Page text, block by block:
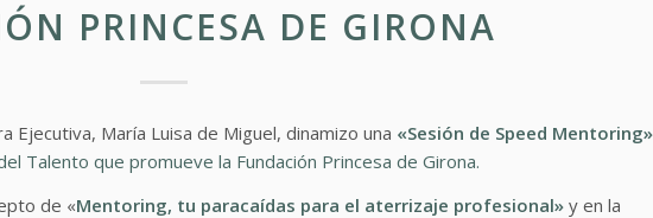
PRINCESA DE GIRONA
María Luisa de Miguel, dinamizo una «Sesión de Speed Mentoring»
Talento que promueve la Fundación Princesa de Girona.
de «Mentoring, tu paracaídas para el aterrizaje profesional» y en la